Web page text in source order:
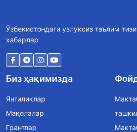
Ўзбекистондаги узлуксиз таълим
хабарлар
Биз ҳақимизда
Янгиликлар
Мақолалар
Грантлар